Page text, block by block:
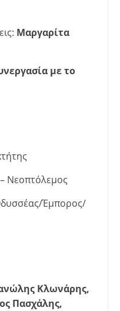
Μαργαρίτα
με το
– Νεοπτόλεμος
Έμπορος/
Κλωνάρης,
Πασχάλης,